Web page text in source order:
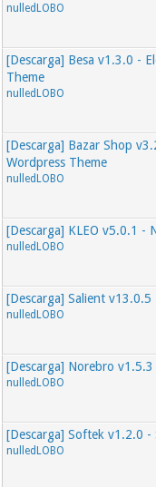
nulledLOBO
[Descarga] Besa v1.3.0 -
Theme
nulledLOBO
[Descarga] Bazar Shop
Wordpress Theme
nulledLOBO
[Descarga] KLEO v5.0.1 -
nulledLOBO
[Descarga] Salient
nulledLOBO
[Descarga] Norebro
nulledLOBO
[Descarga] Softek v1.2.0
nulledLOBO